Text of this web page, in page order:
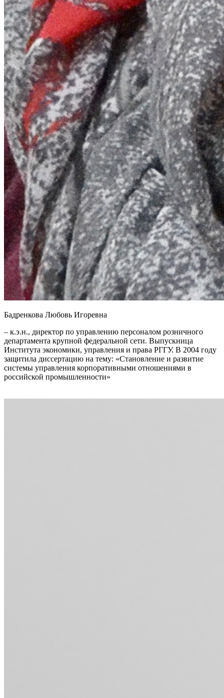
Бадренкова Любовь Игоревна
– к.э.н., директор по управлению персоналом розничного
департамента крупной федеральной сети. Выпускница
Института экономики, управления и права РГГУ. В 2004 году
защитила диссертацию на тему: «Становление и развитие
системы управления корпоративными отношениями в
российской промышленности»